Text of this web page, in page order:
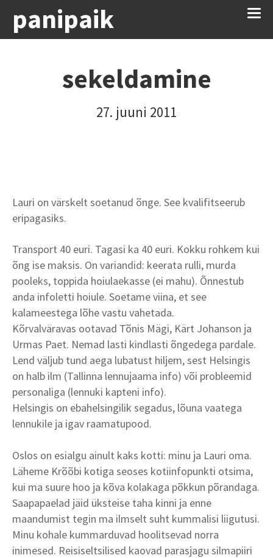
panipaik
sekeldamine
27. juuni 2011
Lauri on värskelt soetanud õnge. See kvalifitseerub
eripagasiks.
Transport 40 euri. Tagasi ka 40 euri. Kokku rohkem kui
õng ise maksis. On variandid: keerata rulli, murda
pooleks, toppida hoiulaekasse (ei mahu). Õnnestub
anda infoletti hoiule. Soetame viina, et see
kalameestega lõhe vastu vahetada.
Kõrvalväravas ootavad Tõnis Mägi, Kärt Johanson ja
Urmas Paet. Nemad lasti kindlasti õngedega pardale.
Lend väljub tund aega lubatust hiljem, sest Helsingis
on halb ilm (Tallinna lennujaama info) või probleemid
personaliga (lennuki kapteni info).
Helsingis on ebahelsingilik segadus, lõuna vaatega
lennukile ja igav raamatupood.
Oslos on esialgu ainult kaks kotti: minu ja Lauri oma.
Läheme Krõõbi kotiga seoses kotiinfopunkti otsima,
kui ma suure hoo ja kõva kolakaga põkkun põrandaga.
Saapapaelad jäid üksteise taha kinni ja enne
maandumist tegin ma ilmselt suht kummalisi liigutusi.
Minu kohale kummarduvad hoolitsevad norra
inimesed. Reisiseltsilised kaovad parasjagu silmapiiri